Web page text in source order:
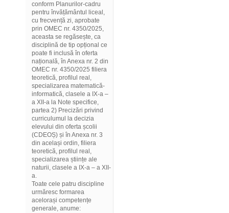
conform Planurilor-cadru
pentru învățământul liceal,
cu frecvență zi, aprobate
prin OMEC nr. 4350/2025,
aceasta se regăsește, ca
disciplină de tip opțional ce
poate fi inclusă în oferta
națională, în Anexa nr. 2 din
OMEC nr. 4350/2025 filiera
teoretică, profilul real,
specializarea matematică-
informatică, clasele a IX-a –
a XII-a la Note specifice,
partea 2) Precizări privind
curriculumul la decizia
elevului din oferta școlii
(CDEOȘ) și în Anexa nr. 3
din același ordin, filiera
teoretică, profilul real,
specializarea științe ale
naturii, clasele a IX-a – a XII-
a.
Toate cele patru discipline
urmăresc formarea
acelorași competențe
generale, anume: